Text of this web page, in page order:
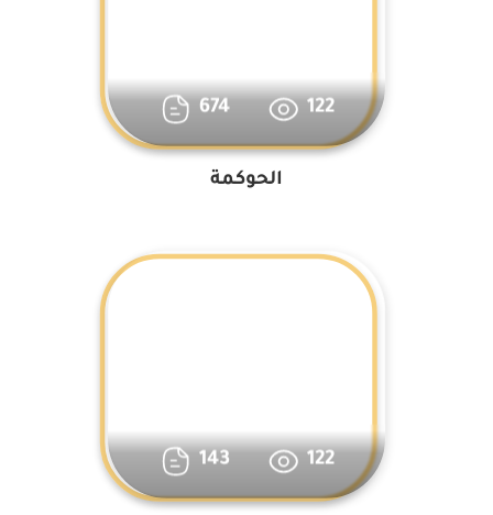
674 122
الحوكمة
143 122